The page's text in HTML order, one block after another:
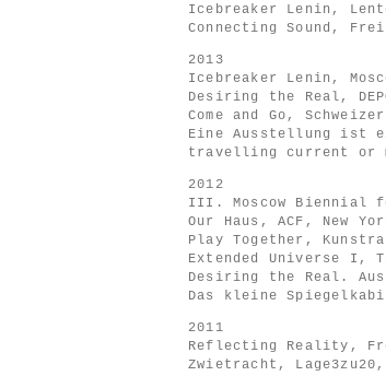
Icebreaker Lenin,
Connecting Sound,
2013
Icebreaker Lenin,
Desiring the Real,
Come and Go,
Eine Ausstellung ist
travelling current or
2012
III. Moscow Biennial
Our Haus, ACF, New
Play Together,
Extended Universe I,
Desiring the Real.
Das kleine
2011
Reflecting Reality,
Zwietracht,